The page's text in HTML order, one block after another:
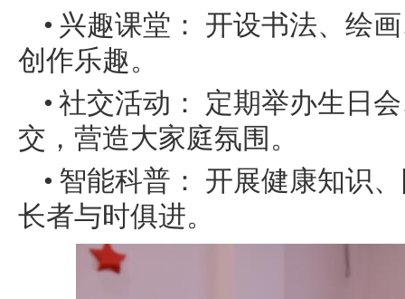
• 兴趣课堂： 开设书法、绘
创作乐趣。
• 社交活动： 定期举办生日
交，营造大家庭氛围。
• 智能科普： 开展健康知识
长者与时俱进。